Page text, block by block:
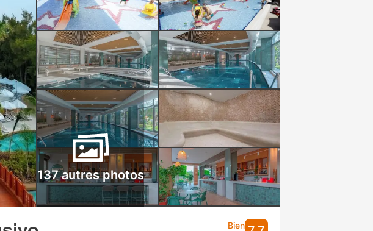
137 autres photos
Bien